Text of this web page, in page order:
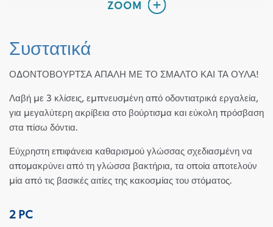
Συστατικά
ΟΔΟΝΤΟΒΟΥΡΤΣΑ ΑΠΑΛΗ ΜΕ ΤΟ ΣΜΑΛΤΟ ΚΑΙ ΤΑ ΟΥΛΑ!
Λαβή με 3 κλίσεις, εμπνευσμένη από οδοντιατρικά εργαλεία,
για μεγαλύτερη ακρίβεια στο βούρτισμα και εύκολη πρόσβαση
στα πίσω δόντια.
Εύχρηστη επιφάνεια καθαρισμού γλώσσας σχεδιασμένη να
απομακρύνει από τη γλώσσα βακτήρια, τα οποία αποτελούν
μία από τις βασικές αιτίες της κακοσμίας του στόματος.
2 PC